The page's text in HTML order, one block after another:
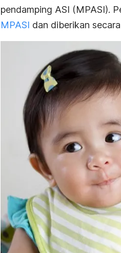
pendamping ASI (MPASI).
MPASI dan diberikan